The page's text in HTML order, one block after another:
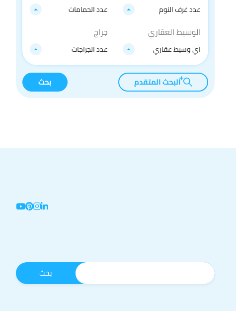
عدد غرف النوم عدد الحمامات
الوسيط العقاري
اي وسيط عقاري
جراج
عدد الجراجات
البحث المتقدم بحث